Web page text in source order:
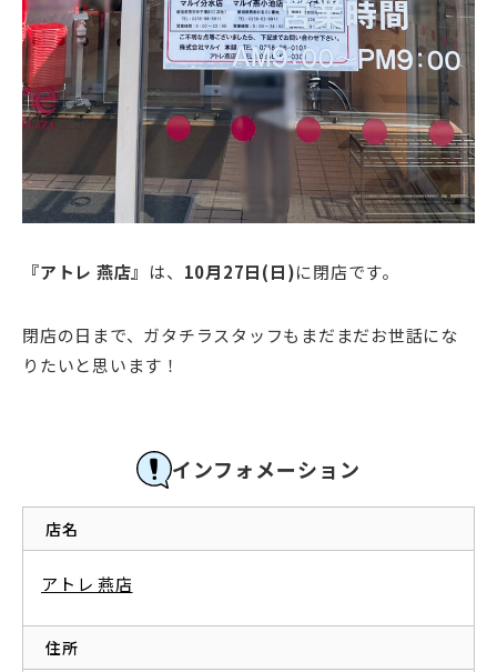
『アトレ 燕店』 は、 10月27日(日)に閉店です。
閉店の日まで、ガタチラスタッフもまだまだお世話にな
りたいと思います！
インフォメーション
店名
アトレ 燕店
住所